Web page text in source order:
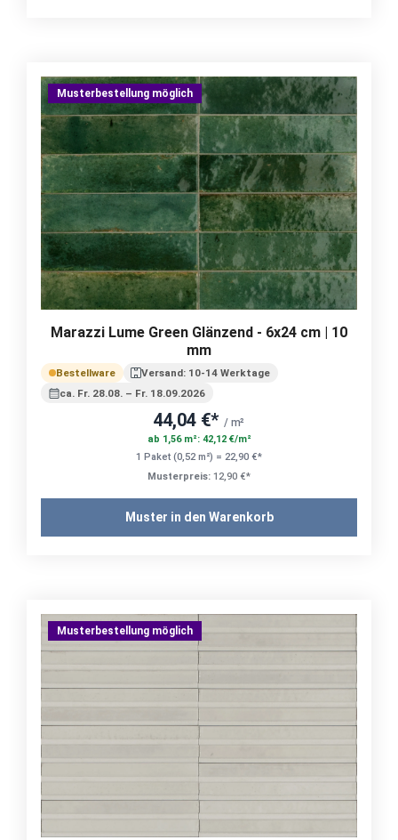
Musterbestellung möglich
Marazzi Lume Green Glänzend - 6x24 cm | 10
mm
Bestellware
Versand: 10-14 Werktage
ca. Fr. 28.08. – Fr. 18.09.2026
44,04 €* / m²
ab 1,56 m²: 42,12 €/m²
1 Paket (0,52 m²) = 22,90 €*
Musterpreis: 12,90 €*
Muster in den Warenkorb
Musterbestellung möglich